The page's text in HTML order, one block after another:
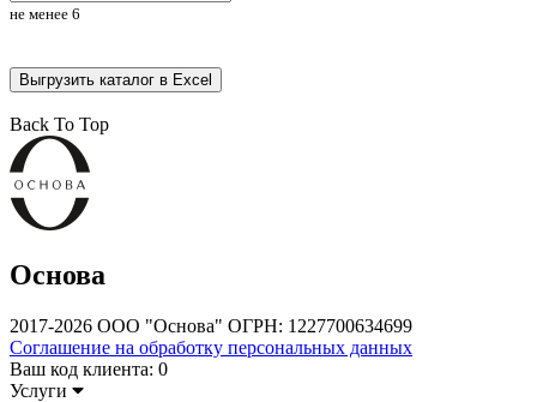
не менее 6
Выгрузить каталог в Excel
Back To Top
Основа
2017-2026 ООО "Основа" ОГРН: 1227700634699
Соглашение на обработку персональных данных
Ваш код клиента: 0
Услуги